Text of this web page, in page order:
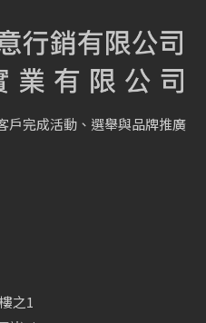
戶完成活動、選舉與品牌推廣
之1